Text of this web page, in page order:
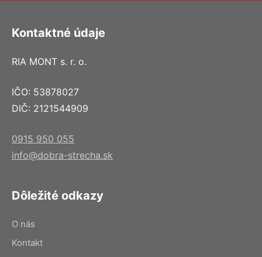
Kontaktné údaje
RIA MONT s. r. o.
IČO: 53878027
DIČ: 2121544909
0915 950 055
info@dobra-strecha.sk
Dôležité odkazy
O nás
Kontakt